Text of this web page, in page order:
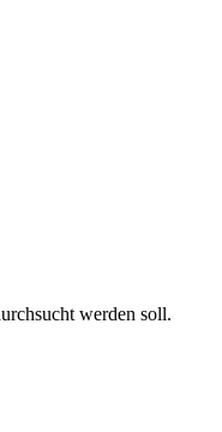
werden soll.